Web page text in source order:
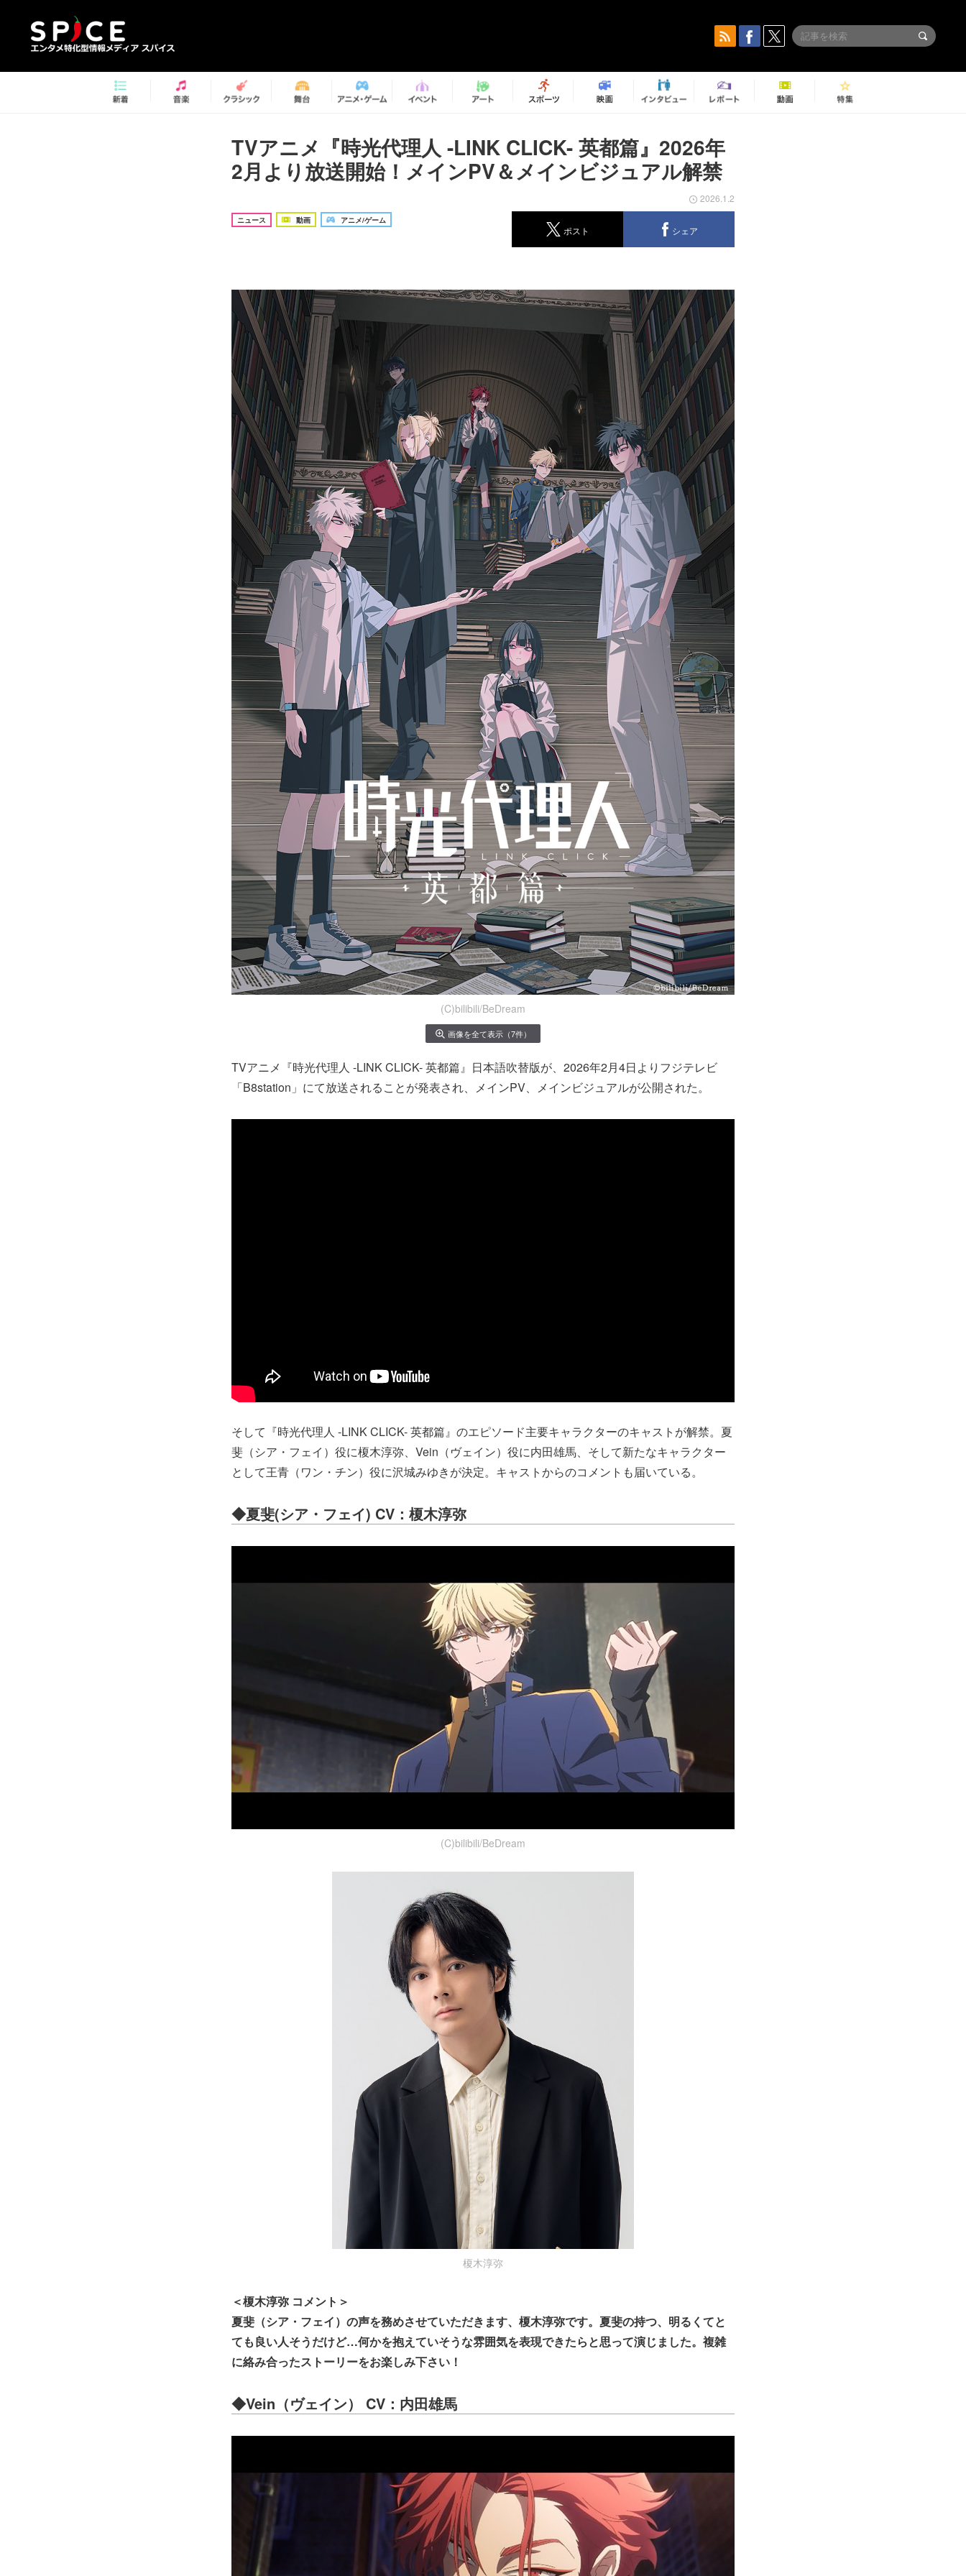
TVアニメ『時光代理人 -LINK CLICK- 英都篇』2026年
2月より放送開始！メインPV＆メインビジュアル解禁
ニュース 動画 アニメ/ゲーム
2026.1.2
ポスト シェア
(C)bilibili/BeDream
画像を全て表示（7件）
TVアニメ『時光代理人 -LINK CLICK- 英都篇』日本語吹替版が、2026年2月4日よりフジテレビ
「B8station」にて放送されることが発表され、メインPV、メインビジュアルが公開された。
そして『時光代理人 -LINK CLICK- 英都篇』のエピソード主要キャラクターのキャストが解禁。夏
斐（シア・フェイ）役に榎木淳弥、Vein（ヴェイン）役に内田雄馬、そして新たなキャラクター
として王青（ワン・チン）役に沢城みゆきが決定。キャストからのコメントも届いている。
◆夏斐(シア・フェイ) CV：榎木淳弥
(C)bilibili/BeDream
榎木淳弥
＜榎木淳弥 コメント＞
夏斐（シア・フェイ）の声を務めさせていただきます、榎木淳弥です。夏斐の持つ、明るくてと
ても良い人そうだけど…何かを抱えていそうな雰囲気を表現できたらと思って演じました。複雑
に絡み合ったストーリーをお楽しみ下さい！
◆Vein（ヴェイン） CV：内田雄馬